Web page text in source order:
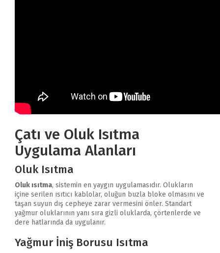
Çatı ve Oluk Isıtma
Uygulama Alanları
Oluk Isıtma
Oluk ısıtma, sistemin en yaygın uygulamasıdır. Olukların
içine serilen ısıtıcı kablolar, oluğun buzla bloke olmasını ve
taşan suyun dış cepheye zarar vermesini önler. Standart
yağmur oluklarının yanı sıra gizli oluklarda, çörtenlerde ve
dere hatlarında da uygulanır.
Yağmur İniş Borusu Isıtma